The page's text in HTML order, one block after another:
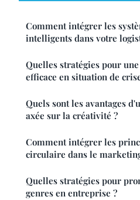
Comment intégrer les
intelligents dans votre
Quelles stratégies pour
efficace en situation de
Quels sont les avantages
axée sur la créativité ?
Comment intégrer les
circulaire dans le
Quelles stratégies pour
genres en entreprise ?